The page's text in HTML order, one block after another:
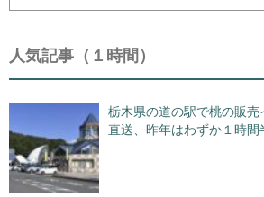
索
人気記事（１時間）
栃木県の道の駅で桃の販
直送、昨年はわずか１時間